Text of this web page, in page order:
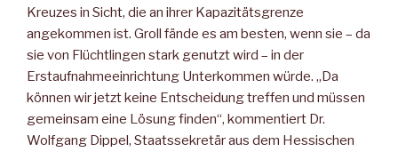
Kreuzes in Sicht, die an ihrer Kapazitätsgrenze
angekommen ist. Groll fände es am besten, wenn sie – da
sie von Flüchtlingen stark genutzt wird – in der
Erstaufnahmeeinrichtung Unterkommen würde. „Da
können wir jetzt keine Entscheidung treffen und müssen
gemeinsam eine Lösung finden“, kommentiert Dr.
Wolfgang Dippel, Staatssekretär aus dem Hessischen